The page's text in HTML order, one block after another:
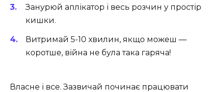
Занурюй аплікатор і весь розчин у простір
кишки.
Витримай 5-10 хвилин, якщо можеш —
коротше, війна не була така гаряча!
Власне і все. Зазвичай починає працювати